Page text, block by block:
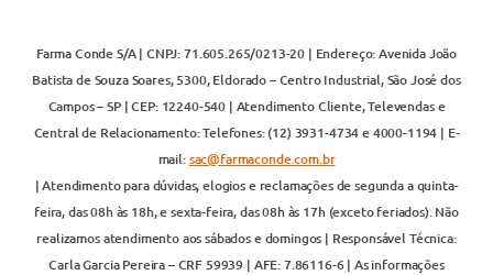
Farma Conde S/A | CNPJ: 71.605.265/0213-20 | Endereço: Avenida João
Batista de Souza Soares, 5300, Eldorado – Centro Industrial, São José dos
Campos – SP | CEP: 12240-540 | Atendimento Cliente, Televendas e
Central de Relacionamento: Telefones: (12) 3931-4734 e 4000-1194 | E-
mail:sac@farmaconde.com.br
| Atendimento para dúvidas, elogios e reclamações de segunda a quinta-
feira, das 08h às 18h, e sexta-feira, das 08h às 17h (exceto feriados). Não
realizamos atendimento aos sábados e domingos | Responsável Técnica:
Carla Garcia Pereira – CRF 59939 | AFE: 7.86116-6 | As informações